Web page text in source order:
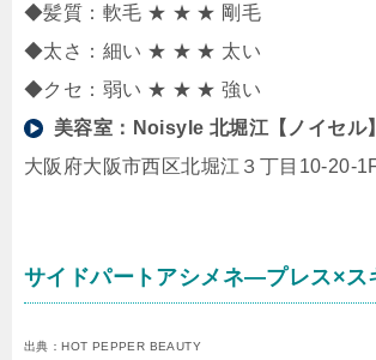
◆髪質：軟毛 ★ ★ ★ 剛毛
◆太さ：細い ★ ★ ★ 太い
◆クセ：弱い ★ ★ ★ 強い
美容室： Noisyle 北堀江【ノイセル】
大阪府大阪市西区北堀江３丁目10-20-
サイドパートアシメネ―プレス×ス
出典：HOT PEPPER BEAUTY